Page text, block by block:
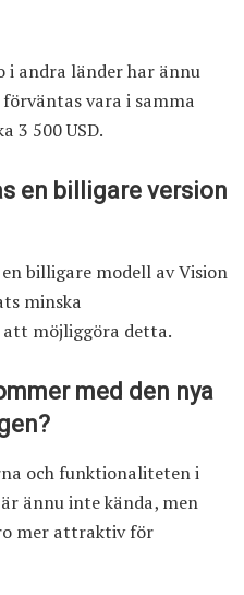
i andra länder har ännu
vara i samma
3 500 USD.
en billigare version
billigare modell av Vision
minska
möjliggöra detta.
med den nya
och funktionaliteten i
ännu inte kända, men
mer attraktiv för